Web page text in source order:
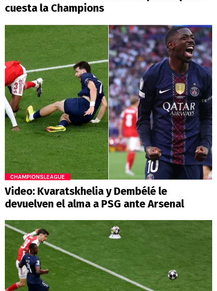
cuesta la Champions
CHAMPIONSLEAGUE
Video: Kvaratskhelia y Dembélé le
devuelven el alma a PSG ante Arsenal